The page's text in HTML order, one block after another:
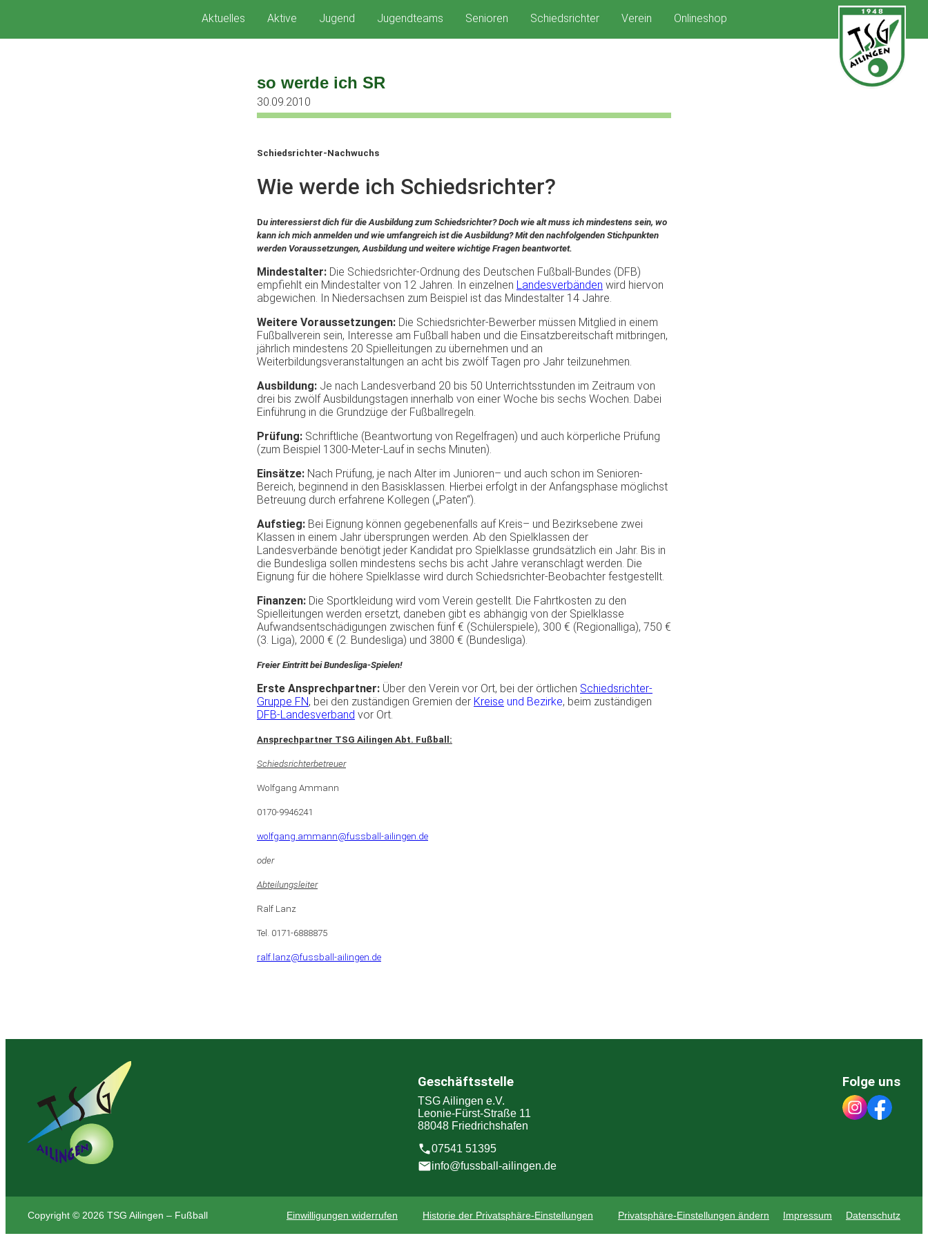
springen
Aktuelles Aktive Jugend Jugendteams Senioren Schiedsrichter Verein Onlineshop
so werde ich SR
30.09.2010
Schiedsrichter-Nachwuchs
Wie werde ich Schiedsrichter?
Du interessierst dich für die Ausbildung zum Schiedsrichter?Doch wie alt muss ich mindestens sein, wo
kann ich mich anmelden undwie umfangreich istdie Ausbildung?Mitden nachfolgenden Stichpunkten
werden Voraussetzungen, Ausbildungundweitere wichtige Fragen beantwortet.
Mindestalter: Die Schiedsrichter-Ordnung des Deutschen Fußball-Bundes (DFB)
empfiehlt ein Mindestalter von 12 Jahren . In einzelnen Landesverbänden wird hiervon
abgewichen . In Niedersachsen zum Beispiel ist das Mindestalter 14 Jahre
Weitere Voraussetzungen: Die Schiedsrichter-Bewerber müssen Mitglied in einem
Fußballverein sein, Interesse am Fußball haben und die Einsatzbereitschaft mitbringen,
jährlich mindestens 20 Spielleitungen zu übernehmen und an
Weiterbildungsveranstaltungen an acht bis zwölf Tagen pro Jahr teilzunehmen
Ausbildung: Je nach Landesverband 20 bis 50 Unterrichtsstunden im Zeitraum von
drei bis zwölf Ausbildungstagen innerhalb von einer Woche bis sechs Wochen Dabei
Einführung in die Grundzüge der Fußballregeln
Prüfung: Schriftliche (Beantwortung von Regelfragen) und auch körperliche Prüfung
(zum Beispiel 1300-Meter-Laufin sechs Minuten).
Einsätze: Nach Prüfung, je nach Alter im Junioren– und auch schon im Senioren-
Bereich, beginnend in den Basisklassen Hierbei erfolgt in der Anfangsphase möglichst
Betreuung durch erfahrene Kollegen („Paten“).
Aufstieg: Bei Eignung können gegebenenfalls auf Kreis– und Bezirksebene zwei
Klassen in einem Jahr übersprungen werden Ab den Spielklassen der
Landesverbände benötigt jeder Kandidat pro Spielklasse grundsätzlich ein Jahr. Bis in
die Bundesliga sollen mindestens sechs bis acht Jahre veranschlagt werden . Die
Eignung für die höhere Spielklasse wird durch Schiedsrichter-Beobachter festgestellt
Finanzen: Die Sportkleidung wird vom Verein gestellt . Die Fahrtkosten zu den
Spielleitungen werden ersetzt, daneben gibt es abhängig von der Spielklasse
Aufwandsentschädigungen zwischen fünf€ (Schülerspiele), 300 € (Regionalliga), 750 €
(3. Liga), 2000 € (2. Bundesliga) und 3800 € (Bundesliga).
Freier Eintritt bei Bundesliga-Spielen!
Erste Ansprechpartner: Über den Verein vor Ort, bei der örtlichen Schiedsrichter-
Gruppe FN, bei den zuständigen Gremien der Kreise und Bezirke, beim zuständigen
DFB-Landesverband vor Ort.
Ansprechpartner TSG Ailingen Abt. Fußball:
Schiedsrichterbetreuer
Wolfgang Ammann
0170-9946241
wolfgang.ammann@fussball-ailingen.de
oder
Abteilungsleiter
Ralf Lanz
Tel. 0171-6888875
ralf.lanz@fussball-ailingen.de
Geschäftsstelle
TSG Ailingen e.V.
Leonie-Fürst-Straße 11
88048 Friedrichshafen
07541 51395
info@fussball-ailingen.de
Folge uns
Copyright © 2026 TSG Ailingen – Fußball Einwilligungen widerrufen Historie der Privatsphäre-Einstellungen Privatsphäre-Einstellungen ändern Impressum Datenschutz